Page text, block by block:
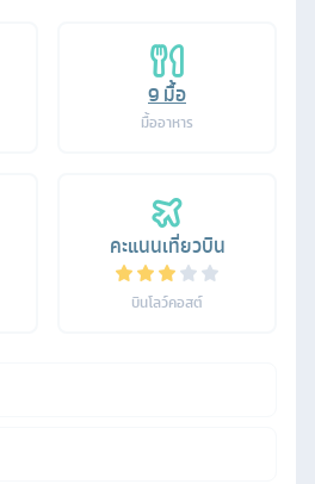
9มื้อ
มื้ออาหาร
คะแนนเที่ยวบิน
บินโลว์คอสต์